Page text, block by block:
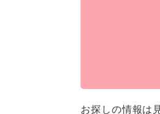
お探しの情報は